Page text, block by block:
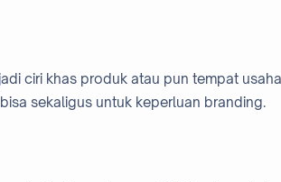
ciri khas produk atau pun tempat
sekaligus untuk keperluan branding.